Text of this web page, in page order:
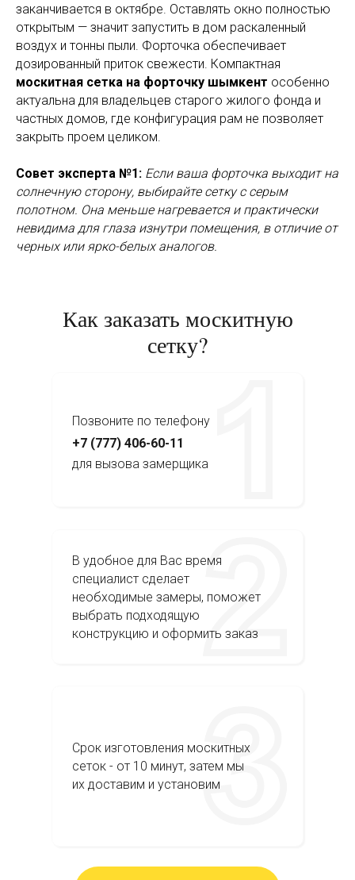
заканчивается в октябре. Оставлять окно полностью
открытым — значит запустить в дом раскаленный
воздух и тонны пыли. Форточка обеспечивает
дозированный приток свежести. Компактная
москитная сетка на форточку шымкент особенно
актуальна для владельцев старого жилого фонда и
частных домов, где конфигурация рам не позволяет
закрыть проем целиком.
Совет эксперта №1: Если ваша форточка выходит на
солнечную сторону, выбирайте сетку с серым
полотном. Она меньше нагревается и практически
невидима для глаза изнутри помещения, в отличие от
черных или ярко-белых аналогов.
Как заказать москитную
сетку?
Позвоните по телефону
В удобное для Вас время
специалист сделает
необходимые замеры, поможет
выбрать подходящую
конструкцию и оформить заказ
Срок изготовления москитных
сеток - от 10 минут, затем мы
их доставим и установим
+7 (777) 406-60-11
для вызова замерщика